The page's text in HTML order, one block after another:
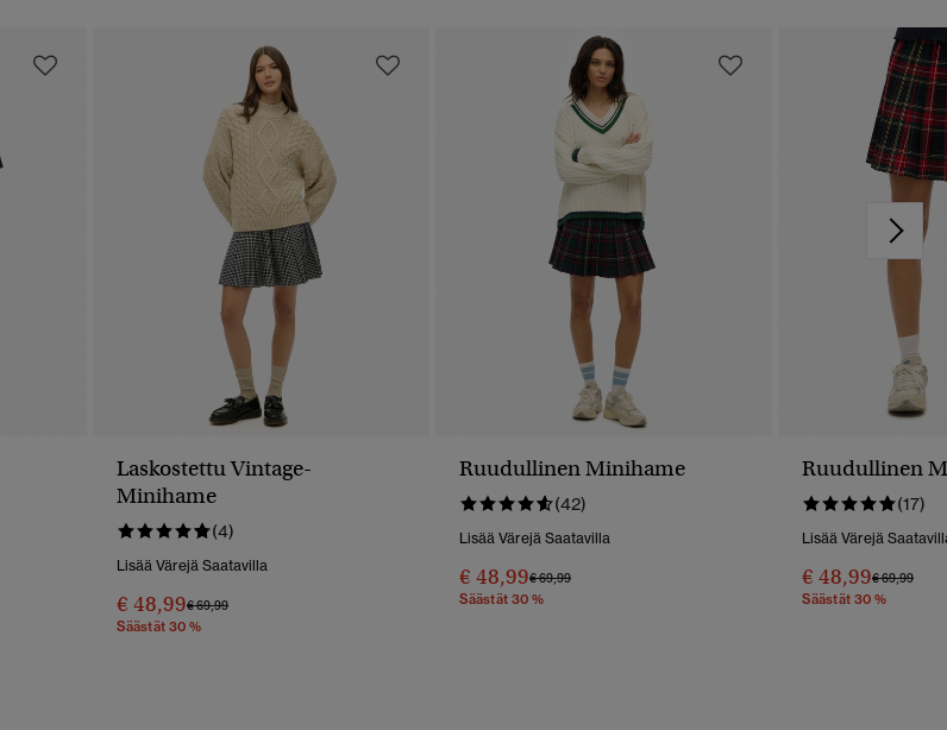
Laskostettu Vintage-
Minihame
(4)
Lisää Värejä Saatavilla
€ 48,99Hinta Alennettu Hinnasta
€ 69,99Hintaan
Säästät 30 %
Ruudullinen Minihame
(42)
Lisää Värejä Saatavilla
€ 48,99Hinta Alennettu Hinnasta
€ 69,99Hintaan
Säästät 30 %
Ruudullinen
(17)
Lisää Värejä
€ 48,99Hinta
€ 69,99
Säästät 30 %